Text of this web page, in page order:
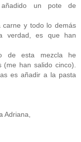
un pote de
carne y todo lo demás
verdad, es que han
de esta mezcla he
han salido cinco).
es añadir a la pasta
Adriana,